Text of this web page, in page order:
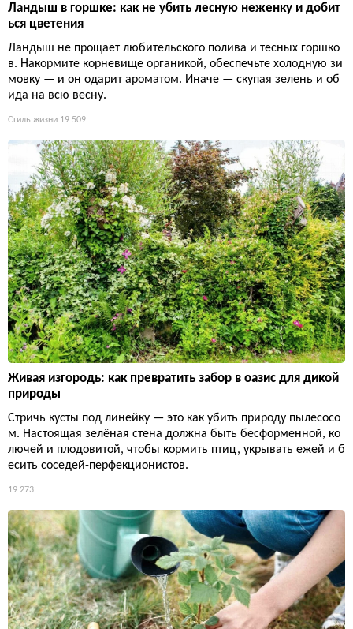
Ландыш в горшке: как не убить лесную неженку и добит
ься цветения
Ландыш не прощает любительского полива и тесных горшко
в. Накормите корневище органикой, обеспечьте холодную зи
мовку — и он одарит ароматом. Иначе — скупая зелень и об
ида на всю весну.
Стиль жизни 19 509
Живая изгородь: как превратить забор в оазис для дикой
природы
Стричь кусты под линейку — это как убить природу пылесосо
м. Настоящая зелёная стена должна быть бесформенной, ко
лючей и плодовитой, чтобы кормить птиц, укрывать ежей и б
есить соседей-перфекционистов.
19 273